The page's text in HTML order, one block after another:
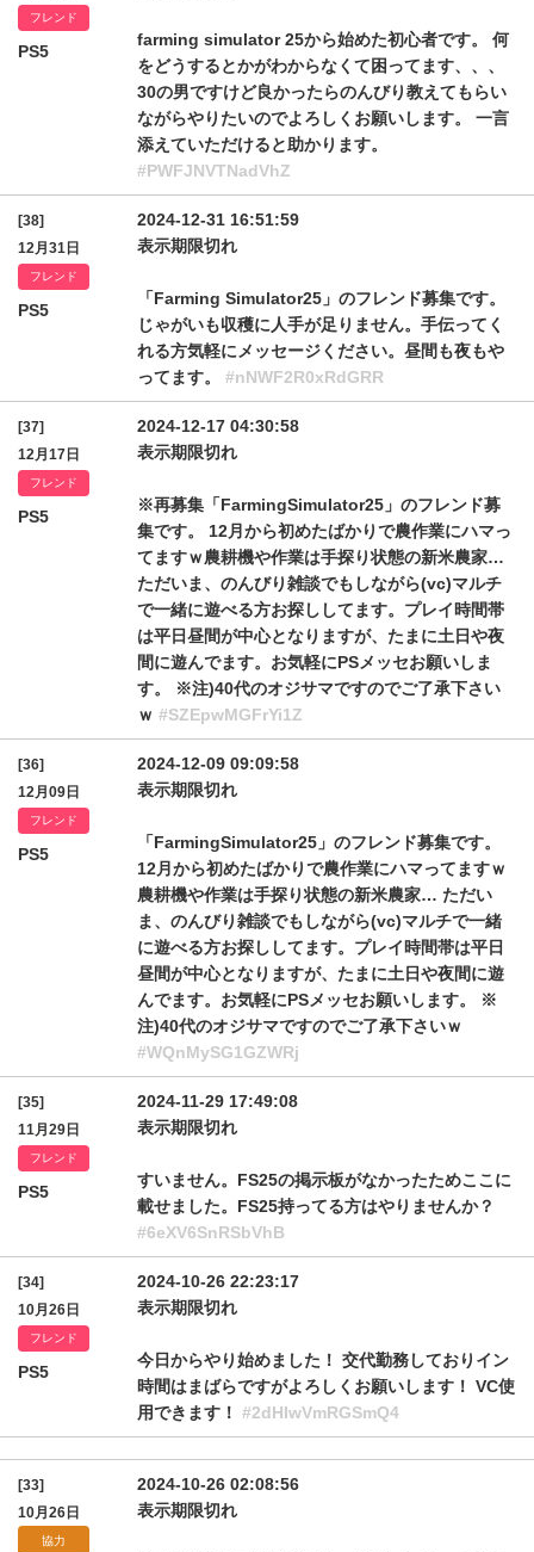
フレンド
PS5
farming simulator 25から始めた初心者です。 何
をどうするとかがわからなくて困ってます、、、
30の男ですけど良かったらのんびり教えてもらい
ながらやりたいのでよろしくお願いします。 一言
添えていただけると助かります。
#PWFJNVTNadVhZ
[38]
12月31日
フレンド
PS5
2024-12-31 16:51:59
表示期限切れ
「Farming Simulator25」のフレンド募集です。
じゃがいも収穫に人手が足りません。手伝ってく
れる方気軽にメッセージください。昼間も夜もや
ってます。 #nNWF2R0xRdGRR
[37]
12月17日
フレンド
PS5
2024-12-17 04:30:58
表示期限切れ
※再募集「FarmingSimulator25」のフレンド募
集です。 12月から初めたばかりで農作業にハマっ
てますｗ農耕機や作業は手探り状態の新米農家…
ただいま、のんびり雑談でもしながら(vc)マルチ
で一緒に遊べる方お探ししてます。プレイ時間帯
は平日昼間が中心となりますが、たまに土日や夜
間に遊んでます。お気軽にPSメッセお願いしま
す。 ※注)40代のオジサマですのでご了承下さい
ｗ #SZEpwMGFrYi1Z
[36]
12月09日
フレンド
PS5
2024-12-09 09:09:58
表示期限切れ
「FarmingSimulator25」のフレンド募集です。
12月から初めたばかりで農作業にハマってますｗ
農耕機や作業は手探り状態の新米農家… ただい
ま、のんびり雑談でもしながら(vc)マルチで一緒
に遊べる方お探ししてます。プレイ時間帯は平日
昼間が中心となりますが、たまに土日や夜間に遊
んでます。お気軽にPSメッセお願いします。 ※
注)40代のオジサマですのでご了承下さいｗ
#WQnMySG1GZWRj
[35]
11月29日
フレンド
PS5
2024-11-29 17:49:08
表示期限切れ
すいません。FS25の掲示板がなかったためここに
載せました。FS25持ってる方はやりませんか？
#6eXV6SnRSbVhB
[34]
10月26日
フレンド
PS5
2024-10-26 22:23:17
表示期限切れ
今日からやり始めました！ 交代勤務しておりイン
時間はまばらですがよろしくお願いします！ VC使
用できます！ #2dHIwVmRGSmQ4
[33]
10月26日
協力
2024-10-26 02:08:56
表示期限切れ